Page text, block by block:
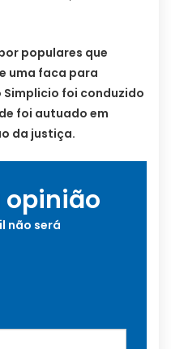
populares que
uma faca para
foi conduzido
foi autuado em
da justiça.
opinião
não será